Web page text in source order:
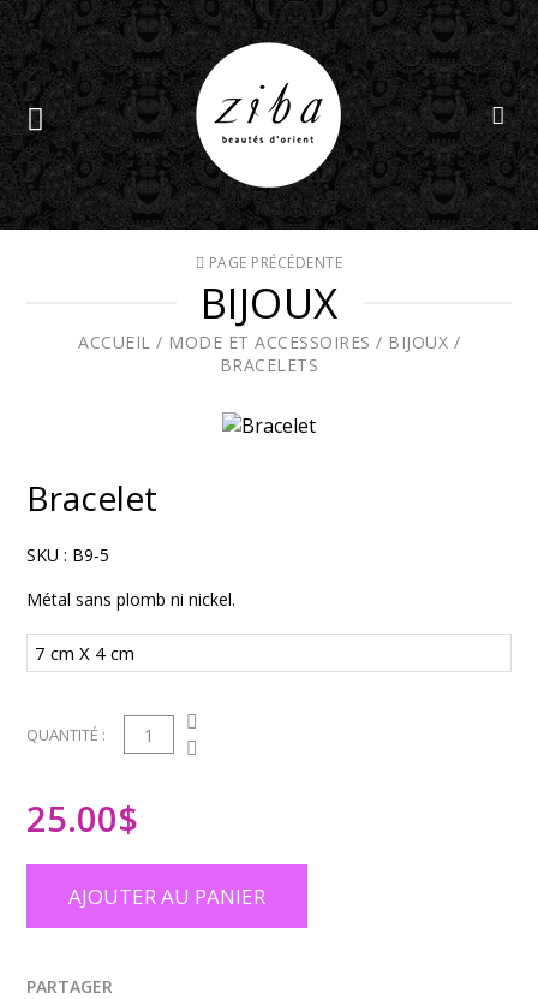
PAGE PRÉCÉDENTE
BIJOUX
ACCUEIL / MODE ET ACCESSOIRES / BIJOUX /
BRACELETS
Bracelet
SKU : B9-5
Métal sans plomb ni nickel.
QUANTITÉ : 1
25.00$
AJOUTER AU PANIER
PARTAGER